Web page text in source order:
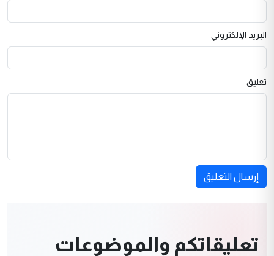
البريد الإلكتروني
تعليق
إرسال التعليق
تعليقاتكم والموضوعات